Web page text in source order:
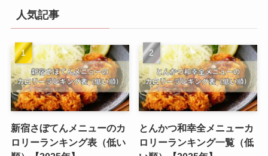
人気記事
新宿さぼてんメニューのカ
ロリーランキング表（低い
とんかつ和幸全メニューカ
ロリーランキング一覧（低